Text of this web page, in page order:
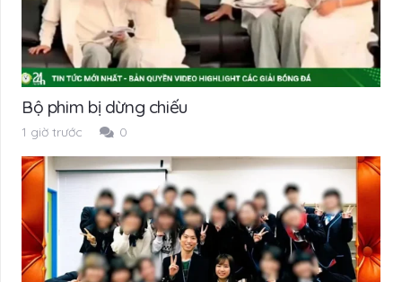
Bộ phim bị dừng chiếu
1 giờ trước 0